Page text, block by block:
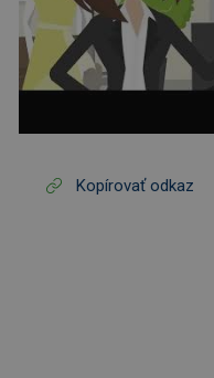
Kopírovať odkaz